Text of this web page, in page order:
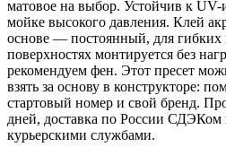
матовое на выбор. Устойчив к
мойке высокого давления. Клей
основе — постоянный, для гибких
поверхностях монтируется без
рекомендуем фен. Этот пресет
взять за основу в конструкторе:
стартовый номер и свой бренд.
дней, доставка по России
курьерскими службами.